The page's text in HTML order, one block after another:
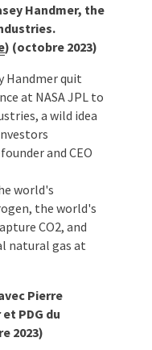
Handmer, the
) (octobre 2023)
Handmer quit
at NASA JPL to
a wild idea
and CEO
world's
the world's
CO2, and
natural gas at
Pierre
PDG du
2023)